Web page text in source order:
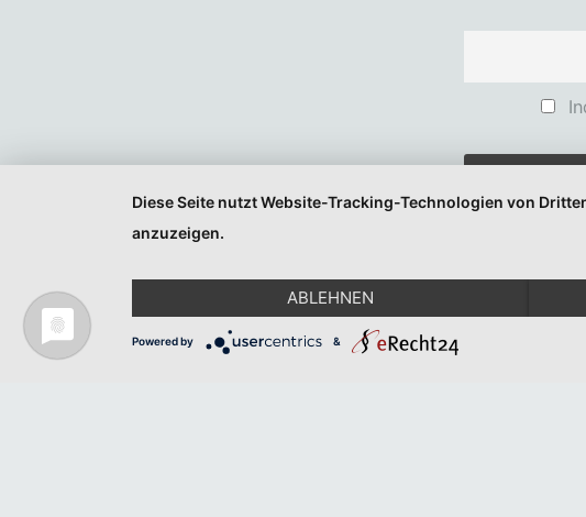
Diese Seite nutzt Website-Tracking-Technologien von
anzuzeigen.
ABLEHNEN
Powered by &